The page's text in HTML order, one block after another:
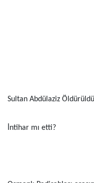
Sultan Abdülaziz
İntihar mı etti?